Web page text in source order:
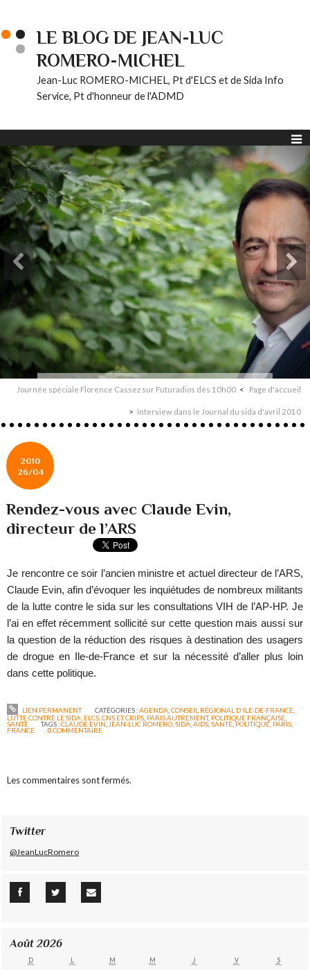
LE BLOG DE JEAN-LUC
ROMERO-MICHEL
Jean-Luc ROMERO-MICHEL, Pt d'ELCS et de Sida Info
Service, Pt d'honneur de l'ADMD
Journée spéciale Florence Cassez sur Futuradios dès 10h00 Page d'accueil
Interview dans le Journal du sida d'avril 2010
2010
26/04
Rendez-vous avec Claude Evin,
directeur de l’ARS
Je rencontre ce soir l’ancien ministre et actuel directeur de l’ARS,
Claude Evin, afin d’évoquer les inquiétudes de nombreux militants
de la lutte contre le sida sur les consultations VIH de l’AP-HP. Je
l’ai en effet récemment sollicité sur cette question mais aussi sur
la question de la réduction des risques à destination des usagers
de drogue en Ile-de-France et sur la nécessité d’aller plus loin
dans cette politique.
LIEN PERMANENT CATÉGORIES :AGENDA CONSEIL RÉGIONAL D'ILE-DE-FRANCE,
LUTTE CONTRE LE SIDA, ELCS, CNS ET CRIPS PARIS AUTREMENT, POLITIQUE FRANÇAISE
SANTÉ TAGS :CLAUDE EVIN JEAN-LUC ROMERO ,SIDA ,AIDS ,SANTÉ ,POLITIQUE PARIS
FRANCE 0COMMENTAIRE
Les commentaires sont fermés.
Twitter
@JeanLucRomero
Août 2026
D L M M J V S